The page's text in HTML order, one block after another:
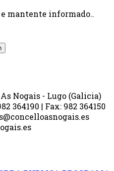
mantente informado..
Nogais - Lugo (Galicia)
364190 | Fax: 982 364150